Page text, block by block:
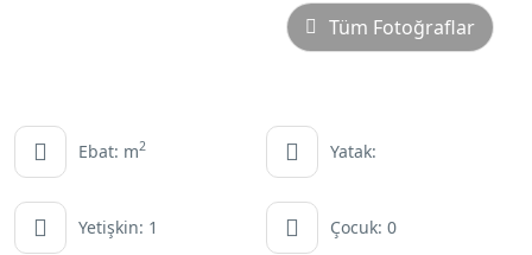
Tüm Fotoğraflar
Ebat: m2 Yatak:
Yetişkin: 1 Çocuk: 0